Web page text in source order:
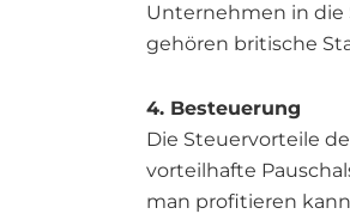
Unternehmen in die
gehören britische
4. Besteuerung
Die Steuervorteile
vorteilhafte
man profitieren